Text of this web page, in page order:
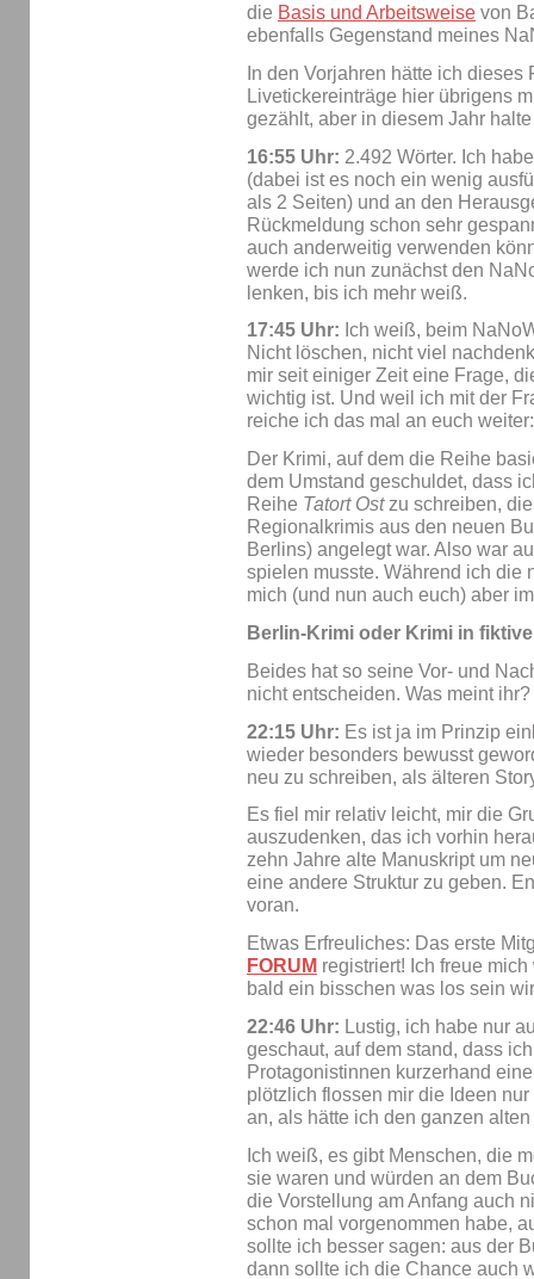
die Basis und Arbeitsweise von
ebenfalls Gegenstand meines
In den Vorjahren hätte ich
Livetickereinträge hier übrigens
gezählt, aber in diesem Jahr
16:55 Uhr: 2.492 Wörter. Ich
(dabei ist es noch ein wenig
als 2 Seiten) und an den
Rückmeldung schon sehr
auch anderweitig verwenden
werde ich nun zunächst den
lenken, bis ich mehr weiß.
17:45 Uhr: Ich weiß, beim
Nicht löschen, nicht viel
mir seit einiger Zeit eine Frage,
wichtig ist. Und weil ich mit der
reiche ich das mal an euch weiter:
Der Krimi, auf dem die Reihe
dem Umstand geschuldet, dass
Reihe Tatort Ostzu schreiben,
Regionalkrimis aus den neuen
Berlins) angelegt war. Also war
spielen musste. Während ich die
mich (und nun auch euch) aber
Berlin-Krimi oder Krimi in
Beides hat so seine Vor- und
nicht entscheiden. Was meint ihr?
22:15 Uhr: Es ist ja im Prinzip
wieder besonders bewusst
neu zu schreiben, als älteren
Es fiel mir relativ leicht, mir die
auszudenken, das ich vorhin
zehn Jahre alte Manuskript um
eine andere Struktur zu geben.
voran.
Etwas Erfreuliches: Das erste
FORUM registriert! Ich freue
bald ein bisschen was los sein
22:46 Uhr: Lustig, ich habe nur
geschaut, auf dem stand, dass
Protagonistinnen kurzerhand
plötzlich flossen mir die Ideen
an, als hätte ich den ganzen
Ich weiß, es gibt Menschen, die
sie waren und würden an dem
die Vorstellung am Anfang auch
schon mal vorgenommen habe,
sollte ich besser sagen: aus der
dann sollte ich die Chance auch